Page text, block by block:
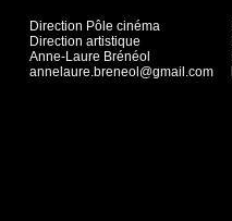
Direction Pôle cinéma
Direction artistique
Anne-Laure Brénéol
annelaure.breneol@gmail.com